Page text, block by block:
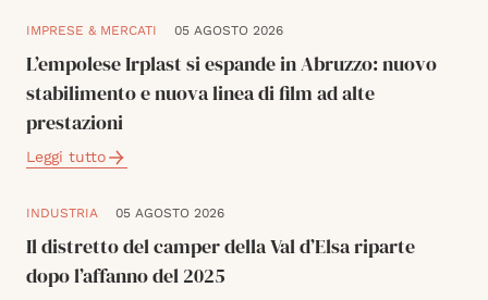
IMPRESE & MERCATI 05 AGOSTO 2026
L’empolese Irplast si espande in Abruzzo: nuovo
stabilimento e nuova linea di film ad alte
prestazioni
Leggi tutto
INDUSTRIA 05 AGOSTO 2026
Il distretto del camper della Val d’Elsa riparte
dopo l’affanno del 2025